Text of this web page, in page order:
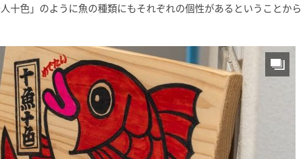
十色」のように魚の種類にもそれぞれの個性があるということから